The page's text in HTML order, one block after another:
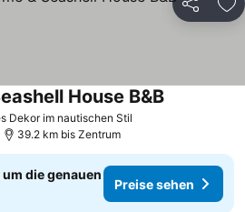
Teilen
Dekor im nautischen Stil
House B&BPreise
39.2 km bis Zentrum
die genauen
Preise sehen